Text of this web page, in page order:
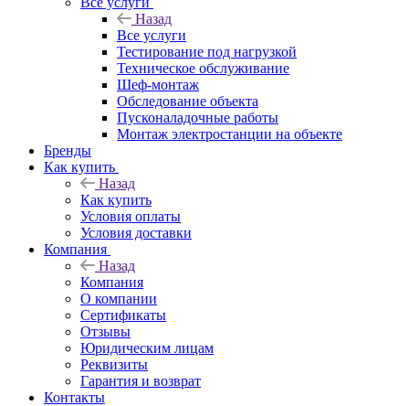
Назад
Все услуги
Тестирование под нагрузкой
Техническое обслуживание
Шеф-монтаж
Обследование объекта
Пусконаладочные работы
Монтаж электростанции на объекте
Бренды
Как купить
Назад
Как купить
Условия оплаты
Условия доставки
Компания
Назад
Компания
О компании
Сертификаты
Отзывы
Юридическим лицам
Реквизиты
Гарантия и возврат
Контакты